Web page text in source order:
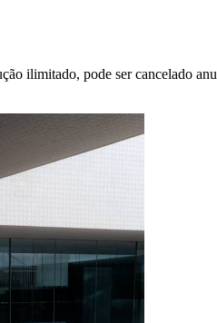
ilimitado, pode ser cancelado